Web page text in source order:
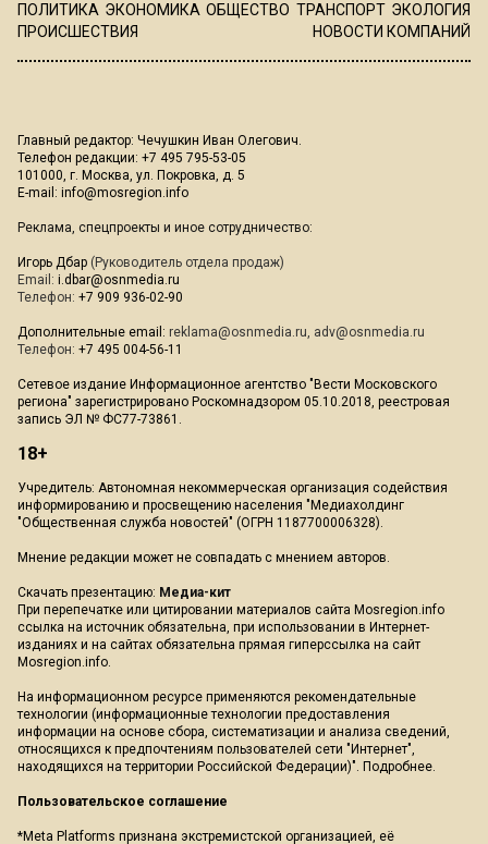
ПОЛИТИКА ЭКОНОМИКА ОБЩЕСТВО ТРАНСПОРТ ЭКОЛОГИЯ
ПРОИСШЕСТВИЯ
НОВОСТИ КОМПАНИЙ
Главный редактор: Чечушкин Иван Олегович.
Телефон редакции: +7 495 795-53-05
101000, г. Москва, ул. Покровка, д. 5
E-mail: info@mosregion.info
Реклама, спецпроекты и иное сотрудничество:
Игорь Дбар (Руководитель отдела продаж)
Email: i.dbar@osnmedia.ru
Телефон: +7 909 936-02-90
Дополнительные email: reklama@osnmedia.ru, adv@osnmedia.ru
Телефон: +7 495 004-56-11
Сетевое издание Информационное агентство "Вести Московского
региона" зарегистрировано Роскомнадзором 05.10.2018, реестровая
запись ЭЛ № ФС77-73861.
18+
Учредитель: Автономная некоммерческая организация содействия
информированию и просвещению населения "Медиахолдинг
"Общественная служба новостей" (ОГРН 1187700006328).
Мнение редакции может не совпадать с мнением авторов.
Скачать презентацию: Медиа-кит
При перепечатке или цитировании материалов сайта Mosregion.info
ссылка на источник обязательна, при использовании в Интернет-
изданиях и на сайтах обязательна прямая гиперссылка на сайт
Mosregion.info.
На информационном ресурсе применяются рекомендательные
технологии (информационные технологии предоставления
информации на основе сбора, систематизации и анализа сведений,
относящихся к предпочтениям пользователей сети "Интернет",
находящихся на территории Российской Федерации)". Подробнее.
Пользовательское соглашение
*Meta Platforms признана экстремистской организацией, её